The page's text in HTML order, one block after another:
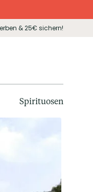
& 25€ sichern!
Spirituosen